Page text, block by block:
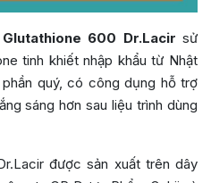
600 Dr.Lacir sử
tinh khiết nhập khẩu từ Nhật
quý, có công dụng hỗ trợ
sáng hơn sau liệu trình dùng
được sản xuất trên dây